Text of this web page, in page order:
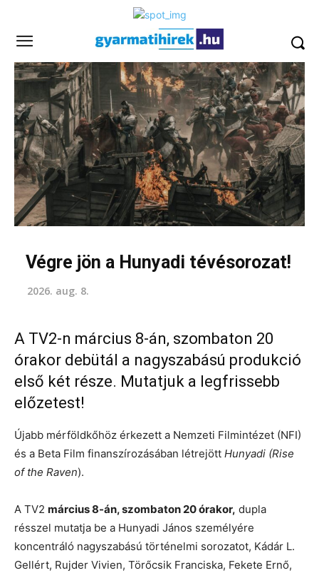
Végre jön a Hunyadi tévésorozat!
2026. aug. 8.
A TV2-n március 8-án, szombaton 20
órakor debütál a nagyszabású produkció
első két része. Mutatjuk a legfrissebb
előzetest!
Újabb mérföldkőhöz érkezett a Nemzeti Filmintézet (NFI)
és a Beta Film finanszírozásában létrejött Hunyadi (Rise
of the Raven).
A TV2 március 8-án, szombaton 20 órakor, dupla
résszel mutatja be a Hunyadi János személyére
koncentráló nagyszabású történelmi sorozatot, Kádár L.
Gellért, Rujder Vivien, Törőcsik Franciska, Fekete Ernő,